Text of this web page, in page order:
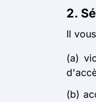
2.
Il
(a)
(b)